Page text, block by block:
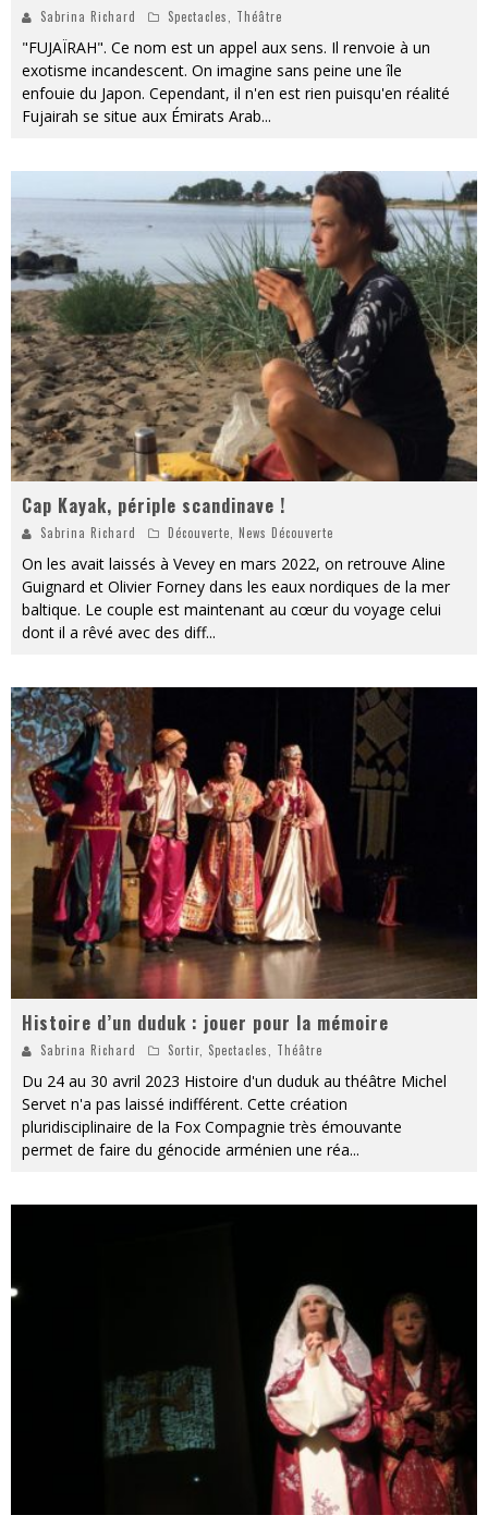
Sabrina Richard Spectacles Théâtre
"FUJAÏRAH". Ce nom est un appel aux sens. Il renvoie à un
exotisme incandescent. On imagine sans peine une île
enfouie du Japon. Cependant, il n'en est rien puisqu'en réalité
Fujairah se situe aux Émirats Arab...
Cap Kayak, périple scandinave !
Sabrina Richard Découverte, News Découverte
On les avait laissés à Vevey en mars 2022, on retrouve Aline
Guignard et Olivier Forney dans les eaux nordiques de la mer
baltique. Le couple est maintenant au cœur du voyage celui
dont il a rêvé avec des diff...
Histoire d’un duduk : jouer pour la mémoire
Sabrina Richard Sortir Spectacles Théâtre
Du 24 au 30 avril 2023 Histoire d'un duduk au théâtre Michel
Servet n'a pas laissé indifférent. Cette création
pluridisciplinaire de la Fox Compagnie très émouvante
permet de faire du génocide arménien une réa...